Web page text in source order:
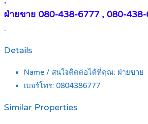
ฝ่ายขาย 080-438-6777 , 080-
.
Details
Name / สนใจติดต่อได้ที่คุณ: ฝ่ายขาย
เบอร์โทร: 0804386777
Similar Properties